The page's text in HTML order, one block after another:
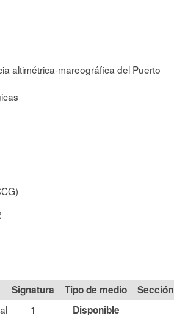
altimétrica-mareográfica del Puerto
Signatura Tipo de medio Sección
1
Disponible